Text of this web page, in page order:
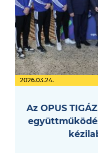
2026.03.24.
Az OPUS